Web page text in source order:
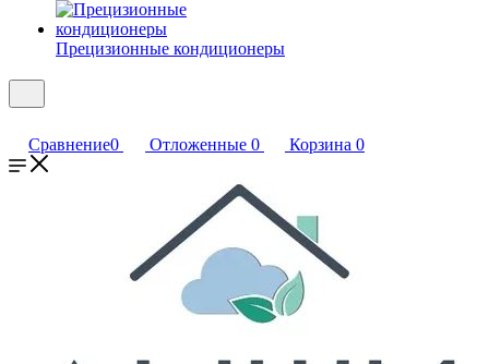
Прецизионные кондиционеры
Сравнение0 Отложенные 0 Корзина 0